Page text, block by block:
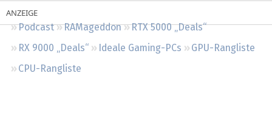
Podcast RAMageddon
RTX 5000 „Deals“
RX 9000 „Deals“
Ideale Gaming-PCs
GPU-Rangliste
CPU-Rangliste